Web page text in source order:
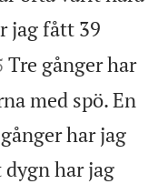
jag fått 39
Tre gånger har
med spö. En
har jag
har jag